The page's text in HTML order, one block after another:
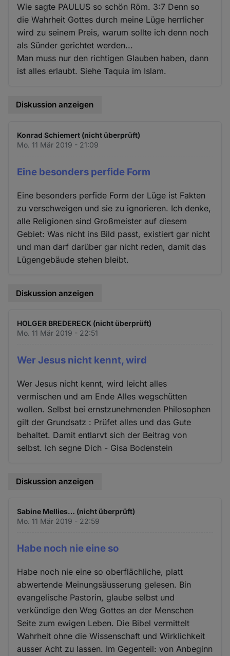
Wie sagte PAULUS so schön Röm. 3:7 Denn so
die Wahrheit Gottes durch meine Lüge herrlicher
wird zu seinem Preis, warum sollte ich denn noch
als Sünder gerichtet werden...
Man muss nur den richtigen Glauben haben, dann
ist alles erlaubt. Siehe Taquia im Islam.
Diskussion anzeigen
Konrad Schiemert (nicht überprüft)
Mo. 11 Mär 2019 - 21:09
Eine besonders perfide Form
Eine besonders perfide Form der Lüge ist Fakten
zu verschweigen und sie zu ignorieren. Ich denke,
alle Religionen sind Großmeister auf diesem
Gebiet: Was nicht ins Bild passt, existiert gar nicht
und man darf darüber gar nicht reden, damit das
Lügengebäude stehen bleibt.
Diskussion anzeigen
HOLGER BREDERECK (nicht überprüft)
Mo. 11 Mär 2019 - 22:51
Wer Jesus nicht kennt, wird
Wer Jesus nicht kennt, wird leicht alles
vermischen und am Ende Alles wegschütten
wollen. Selbst bei ernstzunehmenden Philosophen
gilt der Grundsatz : Prüfet alles und das Gute
behaltet. Damit entlarvt sich der Beitrag von
selbst. Ich segne Dich - Gisa Bodenstein
Diskussion anzeigen
Sabine Mellies… (nicht überprüft)
Mo. 11 Mär 2019 - 22:59
Habe noch nie eine so
Habe noch nie eine so oberflächliche, platt
abwertende Meinungsäusserung gelesen. Bin
evangelische Pastorin, glaube selbst und
verkündige den Weg Gottes an der Menschen
Seite zum ewigen Leben. Die Bibel vermittelt
Wahrheit ohne die Wissenschaft und Wirklichkeit
ausser Acht zu lassen. Im Gegenteil: von Anbeginn